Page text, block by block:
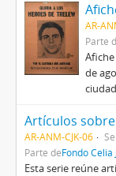
AR-
Parte
de
AR-ANM-CJK-06
Parte deFondo Celia
Esta serie reúne